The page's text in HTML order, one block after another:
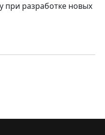
при разработке новых